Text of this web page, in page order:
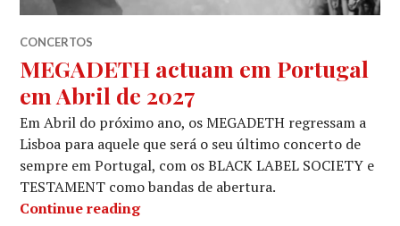
CONCERTOS
MEGADETH actuam em Portugal
em Abril de 2027
Em Abril do próximo ano, os MEGADETH regressam a
Lisboa para aquele que será o seu último concerto de
sempre em Portugal, com os BLACK LABEL SOCIETY e
TESTAMENT como bandas de abertura.
Continue readingMEGADETH actuam em Portugal